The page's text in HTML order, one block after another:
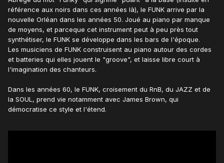
référence aux noirs dans ces années là), le FUNK arrive par la
nouvelle Orléan dans les années 50. Joué au piano par manque
de moyens, et parceque cet instrument peut à peu près tout
synthétiser, le FUNK se développe dans les bars de l'époque.
Les musiciens de FUNK construisent au piano autour des cordes
et batteries qui elles jouent le "groove", et laisse libre court à
l'imagination des chanteurs.
Dans les années 60, le FUNK, croisement du RnB, du JAZZ et de
la SOUL, prend vie notamment avec James Brown, qui
démocratise ce style et l'étend.